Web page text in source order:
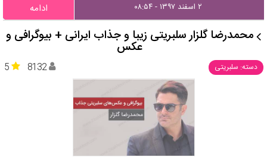
۲ اسفند ۱۳۹۷ - ۰۸:۵۴ ادامه
محمدرضا گلزار سلبریتی زیبا و جذاب ایرانی + بیوگرافی و
عکس
دسته: سلبریتی 5 8132